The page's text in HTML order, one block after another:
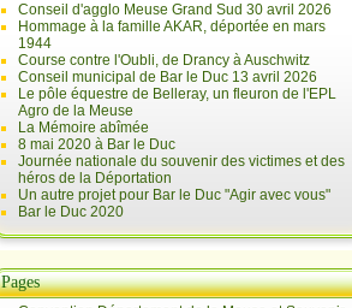
Conseil d'agglo Meuse Grand Sud 30 avril 2026
Hommage à la famille AKAR, déportée en mars
1944
Course contre l'Oubli, de Drancy à Auschwitz
Conseil municipal de Bar le Duc 13 avril 2026
Le pôle équestre de Belleray, un fleuron de l'EPL
Agro de la Meuse
La Mémoire abîmée
8 mai 2020 à Bar le Duc
Journée nationale du souvenir des victimes et des
héros de la Déportation
Un autre projet pour Bar le Duc "Agir avec vous"
Bar le Duc 2020
Pages